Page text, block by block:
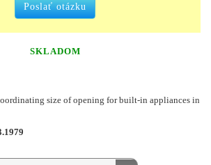
Poslať otázku
SKLADOM
size of opening for built-in appliances in